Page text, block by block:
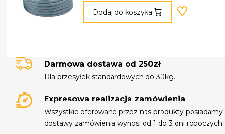
Dodaj do koszyka
Darmowa dostawa od 250zł
Dla przesyłek standardowych do 30kg.
Expresowa realizacja zamówienia
Wszystkie oferowane przez nas produkty
dostawy zamówienia wynosi od 1 do 3 dni roboczych.